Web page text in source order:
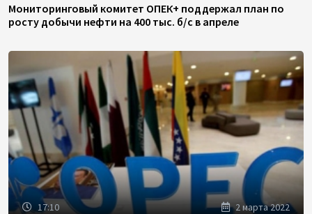
Мониторинговый комитет ОПЕК+ поддержал план по
росту добычи нефти на 400 тыс. б/с в апреле
17:10 2 марта 2022